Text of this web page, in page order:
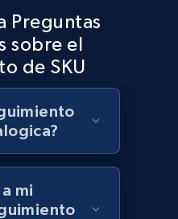
Initial price, Final
more.
Comenzar ahora
Preguntas
sobre el
de SKU
mi